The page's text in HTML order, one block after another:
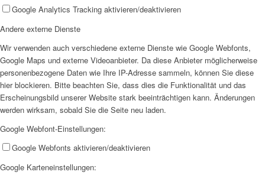
Google Analytics Tracking aktivieren/deaktivieren
Andere externe Dienste
Wir verwenden auch verschiedene externe Dienste wie Google Webfonts,
Google Maps und externe Videoanbieter. Da diese Anbieter möglicherweise
personenbezogene Daten wie Ihre IP-Adresse sammeln, können Sie diese
hier blockieren. Bitte beachten Sie, dass dies die Funktionalität und das
Erscheinungsbild unserer Website stark beeinträchtigen kann. Änderungen
werden wirksam, sobald Sie die Seite neu laden.
Google Webfont-Einstellungen:
Google Webfonts aktivieren/deaktivieren
Google Karteneinstellungen: